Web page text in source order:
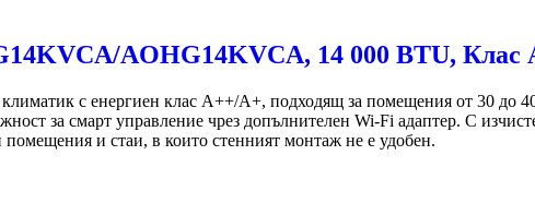
AOHG14KVCA, 14 000 BTU, Клас
с енергиен клас A++/A+, подходящ за помещения от 30 до
за смарт управление чрез допълнителен Wi-Fi адаптер. С
и стаи, в които стенният монтаж не е удобен.